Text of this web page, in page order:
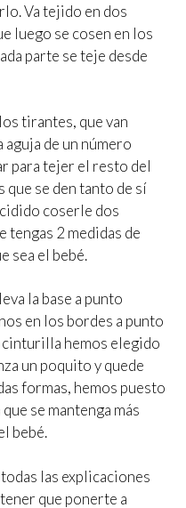
Va tejido en dos
luego se cosen en los
parte se teje desde
tirantes, que van
de un número
para tejer el resto del
que se den tanto de sí
coserle dos
tengas 2 medidas de
sea el bebé.
la base a punto
en los bordes a punto
hemos elegido
un poquito y quede
formas, hemos puesto
se mantenga más
bebé.
las explicaciones
que ponerte a